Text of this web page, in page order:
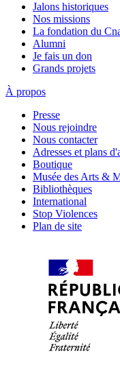
Jalons historiques
Nos missions
La fondation du
Alumni
Je fais un don
Grands projets
À propos
Presse
Nous rejoindre
Nous contacter
Adresses et plans
Boutique
Musée des Arts &
Bibliothèques
International
Stop Violences
Plan de site